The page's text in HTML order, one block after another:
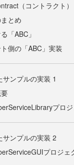
（コントラクト）
まとめ
「ABC」
側の「ABC」実装
ンプルの実装 1
プロ
サンプルの実装 2
プロジェ